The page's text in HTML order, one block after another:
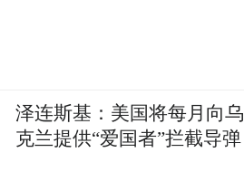
泽连斯基：美国将每月向乌
克兰提供“爱国者”拦截导弹